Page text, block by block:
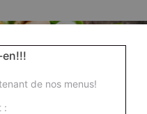
de nos menus!
: